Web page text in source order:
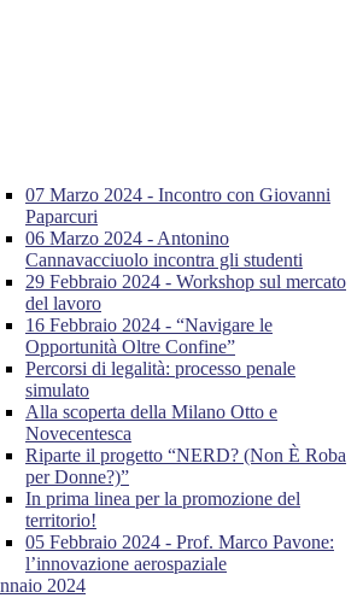
07 Marzo 2024 - Incontro con Giovanni
Paparcuri
06 Marzo 2024 - Antonino
Cannavacciuolo incontra gli studenti
29 Febbraio 2024 - Workshop sul mercato
del lavoro
16 Febbraio 2024 - “Navigare le
Opportunità Oltre Confine”
Percorsi di legalità: processo penale
simulato
Alla scoperta della Milano Otto e
Novecentesca
Riparte il progetto “NERD? (Non È Roba
per Donne?)”
In prima linea per la promozione del
territorio!
05 Febbraio 2024 - Prof. Marco Pavone:
l’innovazione aerospaziale
2024